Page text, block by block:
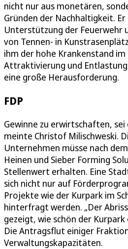
nicht nur aus monetären,
Gründen der Nachhaltigkeit. Er
Unterstützung der Feuerwehr
von Tennen- in
ihm der hohe Krankenstand im
Attraktivierung und
eine große Herausforderung.
FDP
Gewinne zu erwirtschaften,
meinte Christof Milischweski.
Unternehmen müsse nach
Heinen und Sieber Forming
Stellenwert erhalten. Eine
sich nicht nur auf
Projekte wie der Kurpark im
hinterfragt werden. „Der
gezeigt, wie schön der Kurpark
Die Antragsflut einiger
Verwaltungskapazitäten.